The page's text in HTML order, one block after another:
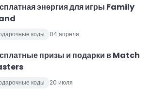
энергия для игры Family
коды 04 апреля
призы и подарки в Match
коды 20 июля